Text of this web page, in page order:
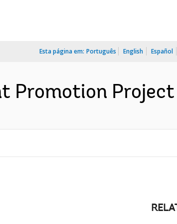
Esta página em: Português English Español
Promotion Project